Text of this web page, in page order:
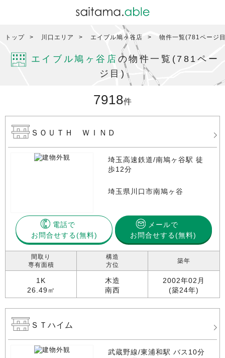
トップ 川口エリア エイブル鳩ヶ谷店 物件一覧(781ページ
エイブル鳩ヶ谷店 の物件一覧(781ペー
ジ目)
7918件
ＳＯＵＴＨ ＷＩＮＤ
埼玉高速鉄道/南鳩ヶ谷駅 徒
歩12分
埼玉県川口市南鳩ヶ谷
電話で
お問合せする
メールで
お問合せする(無料)
間取り
専有面積
1K
26.49㎡
構造
方位
木造
南西
築年
2002年02月
(築24年)
ＳＴハイム
武蔵野線/東浦和駅 バス10分